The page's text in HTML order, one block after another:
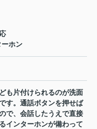
ホン
も片付けられるのが洗面
す。通話ボタンを押せば
で、会話したうえで直接
インターホンが備わって